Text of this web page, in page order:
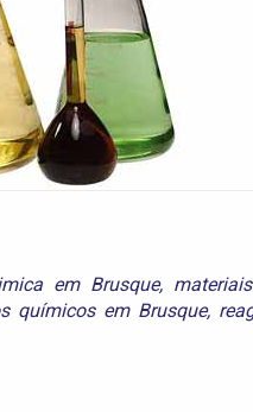
em Brusque,
químicos em Brusque,